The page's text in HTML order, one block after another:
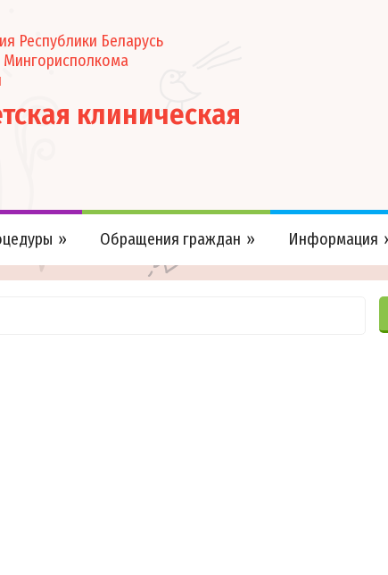
Республики Беларусь
клиническая
Обращения граждан Информация